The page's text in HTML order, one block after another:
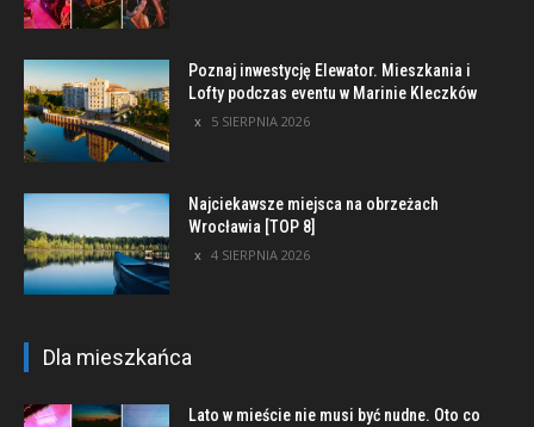
Poznaj inwestycję Elewator. Mieszkania i
Lofty podczas eventu w Marinie Kleczków
5 SIERPNIA 2026
Najciekawsze miejsca na obrzeżach
Wrocławia [TOP 8]
4 SIERPNIA 2026
Dla mieszkańca
Lato w mieście nie musi być nudne. Oto co